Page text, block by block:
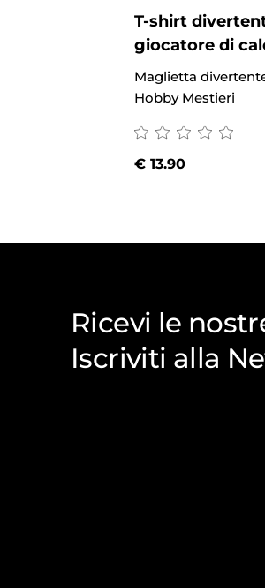
T-shirt
giocatore di
Maglietta
Hobby Mestieri
€13.90
Ricevi le
Iscriviti alla